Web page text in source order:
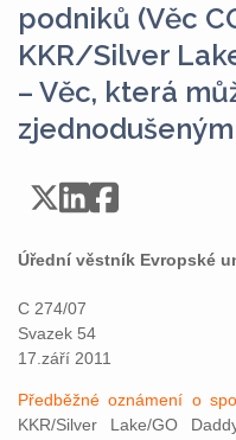
podniků (Věc
KKR/Silver
– Věc, která
Úřední věstník Evropské
C 274/07
Svazek 54
17.září 2011
Předběžné oznámení o
KKR/Silver Lake/GO